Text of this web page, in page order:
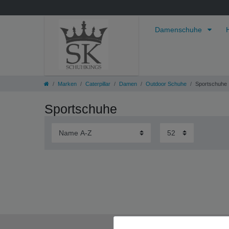
Damenschuhe
Marken Caterpillar Damen Outdoor Schuhe Sportschuhe
Sportschuhe